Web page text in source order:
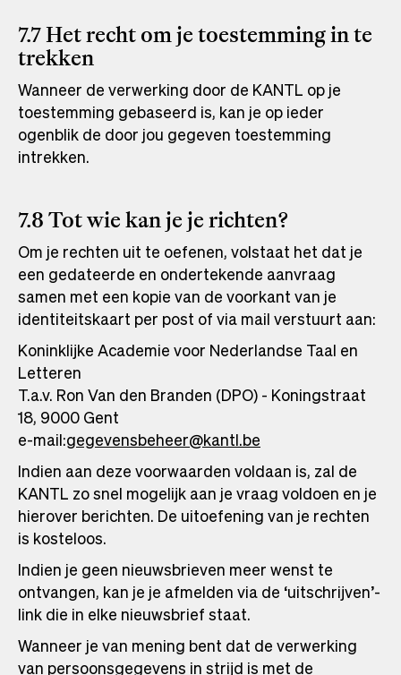
7.7 Het recht om je toestemming in te
trekken
Wanneer de verwerking door de KANTL op je
toestemming gebaseerd is, kan je op ieder
ogenblik de door jou gegeven toestemming
intrekken.
7.8 Tot wie kan je je richten?
Om je rechten uit te oefenen, volstaat het dat je
een gedateerde en ondertekende aanvraag
samen met een kopie van de voorkant van je
identiteitskaart per post of via mail verstuurt aan:
Koninklijke Academie voor Nederlandse Taal en
Letteren
T.a.v. Ron Van den Branden (DPO) - Koningstraat
18, 9000 Gent
e-mail:gegevensbeheer@kantl.be
Indien aan deze voorwaarden voldaan is, zal de
KANTL zo snel mogelijk aan je vraag voldoen en je
hierover berichten. De uitoefening van je rechten
is kosteloos.
Indien je geen nieuwsbrieven meer wenst te
ontvangen, kan je je afmelden via de ‘uitschrijven’-
link die in elke nieuwsbrief staat.
Wanneer je van mening bent dat de verwerking
van persoonsgegevens in strijd is met de